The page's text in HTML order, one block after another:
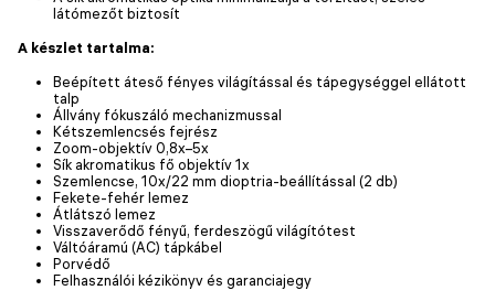
látómezőt biztosít
A készlet tartalma:
Beépített áteső fényes világítással és tápegységgel ellátott
talp
Állvány fókuszáló mechanizmussal
Kétszemlencsés fejrész
Zoom-objektív 0,8х–5х
Sík akromatikus fő objektív 1x
Szemlencse, 10x/22 mm dioptria-beállítással (2 db)
Fekete-fehér lemez
Átlátszó lemez
Visszaverődő fényű, ferdeszögű világítótest
Váltóáramú (AC) tápkábel
Porvédő
Felhasználói kézikönyv és garanciajegy